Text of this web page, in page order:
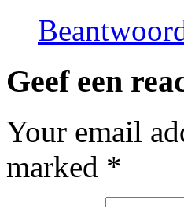
Geef een
Your email
marked *